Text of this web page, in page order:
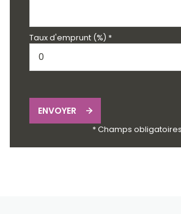
Taux d'emprunt (%) *
ENVOYER
* Champs obligatoires